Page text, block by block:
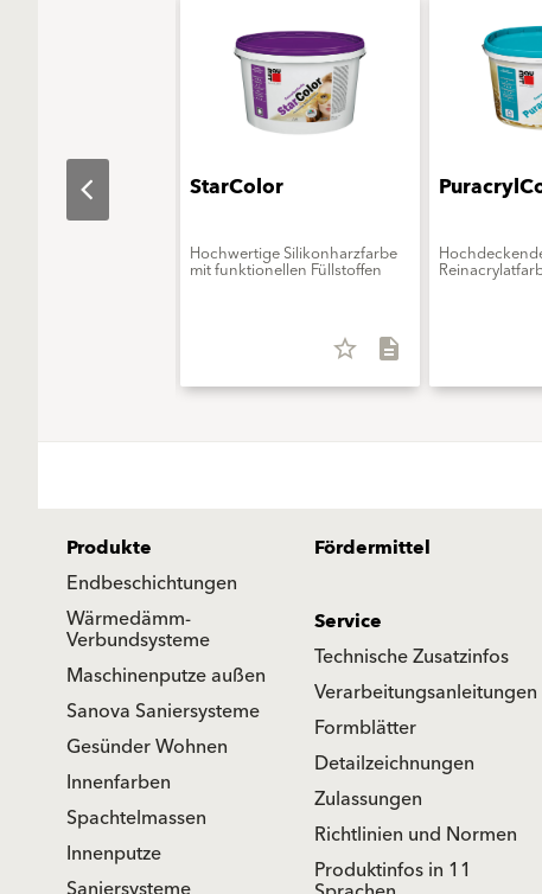
StarColor
Hochwertige Silikonharzfarbe
mit funktionellen Füllstoffen
star_border description
Produkte
Endbeschichtungen
Wärmedämm-
Verbundsysteme
Maschinenputze außen
Sanova Saniersysteme
Gesünder Wohnen
Innenfarben
Spachtelmassen
Innenputze
Fördermittel
Service
Technische Zusatzinfos
Verarbeitungsanleitungen
Formblätter
Detailzeichnungen
Zulassungen
Richtlinien und Normen
Produktinfos in 11